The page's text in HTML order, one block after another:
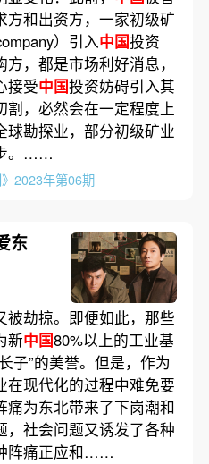
方和出资方，一家初级矿
）引入中国投资
，都是市场利好消息，
接受中国投资妨碍引入其
割，必然会在一定程度上
球勘探业，部分初级矿业
。……
》2023年第06期
东
被劫掠。即便如此，那些
新中国80%以上的工业基
子”的美誉。但是，作为
在现代化的过程中难免要
痛为东北带来了下岗潮和
，社会问题又诱发了各种
阵痛正应和……